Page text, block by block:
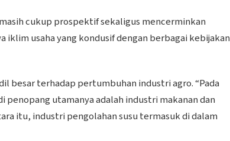
cukup prospektif sekaligus mencerminkan
usaha yang kondusif dengan berbagai kebijakan
besar terhadap pertumbuhan industri agro. “Pada
penopang utamanya adalah industri makanan dan
itu, industri pengolahan susu termasuk di dalam